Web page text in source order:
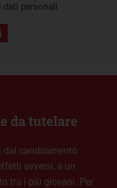
personali
da tutelare
dal cambiamento
avversi, è un
tra i più giovani. Per